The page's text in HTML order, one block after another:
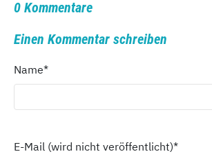
0 Kommentare
Einen Kommentar schreiben
Name*
E-Mail (wird nicht veröffentlicht)*